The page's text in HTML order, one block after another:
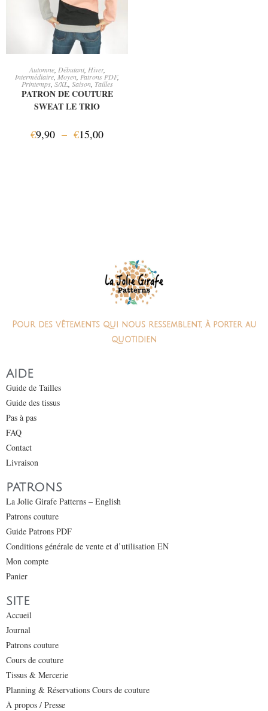
CHOIX DES OPTIONS
Automne, Débutant, Hiver,
Intermédiaire, Moyen Patrons PDF,
Printemps,S/XL, Saison, Tailles
PATRON DE COUTURE
SWEAT LE TRIO
€9,90 – €15,00
Pour des vêtements qui nous ressemblent, à porter au
quotidien
AIDE
Guide de Tailles
Guide des tissus
Pas à pas
FAQ
Contact
Livraison
PATRONS
La Jolie Girafe Patterns – English
Patrons couture
Guide Patrons PDF
Conditions générale de vente et d’utilisation EN
Mon compte
Panier
SITE
Accueil
Journal
Patrons couture
Cours de couture
Tissus & Mercerie
Planning & Réservations Cours de couture
À propos / Presse